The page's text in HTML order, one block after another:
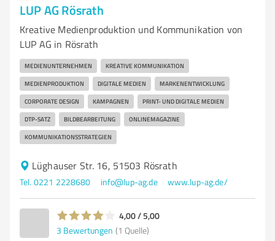
LUP AG Rösrath
Kreative Medienproduktion und Kommunikation von
LUP AG in Rösrath
MEDIENUNTERNEHMEN KREATIVE KOMMUNIKATION
MEDIENPRODUKTION DIGITALE MEDIEN MARKENENTWICKLUNG
CORPORATE DESIGN KAMPAGNEN PRINT- UND DIGITALE MEDIEN
DTP-SATZ BILDBEARBEITUNG ONLINEMAGAZINE
KOMMUNIKATIONSSTRATEGIEN
Lüghauser Str. 16, 51503 Rösrath
Tel. 0221 2228680 info@lup-ag.de www.lup-ag.de/
4,00 / 5,00
3 Bewertungen (1 Quelle)